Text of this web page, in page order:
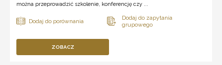
można przeprowadzić szkolenie, konferencję czy ...
ZOBACZ